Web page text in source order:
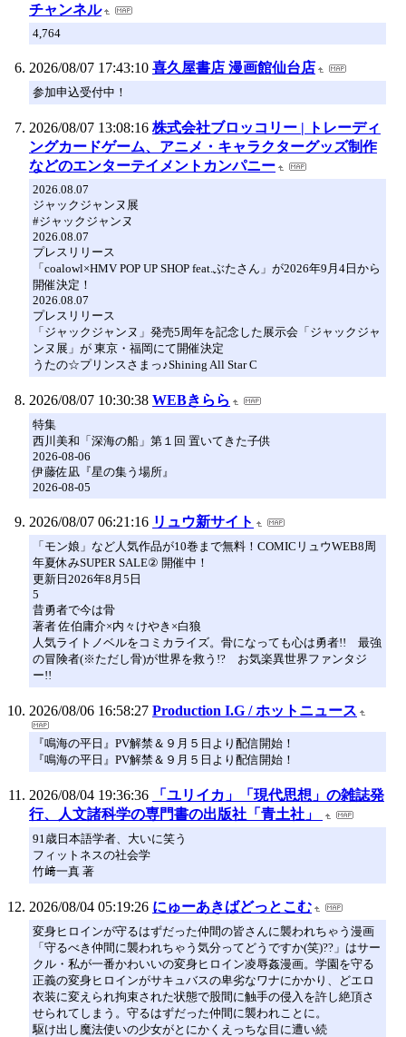
チャンネル
4,764
2026/08/07 17:43:10 喜久屋書店 漫画館仙台店
参加申込受付中！
2026/08/07 13:08:16 株式会社ブロッコリー | トレーディ
ングカードゲーム、アニメ・キャラクターグッズ制作
などのエンターテイメントカンパニー
2026.08.07
ジャックジャンヌ展
#ジャックジャンヌ
2026.08.07
プレスリリース
「coalowl×HMV POP UP SHOP feat.ぶたさん」が2026年9月4日から
開催決定！
2026.08.07
プレスリリース
「ジャックジャンヌ」発売5周年を記念した展示会「ジャックジャ
ンヌ展」が 東京・福岡にて開催決定
うたの☆プリンスさまっ♪Shining All Star C
2026/08/07 10:30:38 WEBきらら
特集
西川美和「深海の船」第１回 置いてきた子供
2026-08-06
伊藤佐凪『星の集う場所』
2026-08-05
2026/08/07 06:21:16 リュウ新サイト
「モン娘」など人気作品が10巻まで無料！COMICリュウWEB8周
年夏休みSUPER SALE② 開催中！
更新日2026年8月5日
5
昔勇者で今は骨
著者 佐伯庸介×内々けやき×白狼
人気ライトノベルをコミカライズ。骨になっても心は勇者!! 最強
の冒険者(※ただし骨)が世界を救う!? お気楽異世界ファンタジ
ー!!
2026/08/06 16:58:27 Production I.G / ホットニュース
『鳴海の平日』PV解禁＆９月５日より配信開始！
『鳴海の平日』PV解禁＆９月５日より配信開始！
2026/08/04 19:36:36
「ユリイカ」「現代思想」の雑誌発
行、人文諸科学の専門書の出版社「青土社」
91歳日本語学者、大いに笑う
フィットネスの社会学
竹﨑一真 著
2026/08/04 05:19:26 にゅーあきばどっとこむ
変身ヒロインが守るはずだった仲間の皆さんに襲われちゃう漫画
「守るべき仲間に襲われちゃう気分ってどうですか(笑)??」はサー
クル・私が一番かわいいの変身ヒロイン凌辱姦漫画。学園を守る
正義の変身ヒロインがサキュバスの卑劣なワナにかかり、どエロ
衣装に変えられ拘束された状態で股間に触手の侵入を許し絶頂さ
せられてしまう。守るはずだった仲間に襲われことに。
駆け出し魔法使いの少女がとにかくえっちな目に遭い続